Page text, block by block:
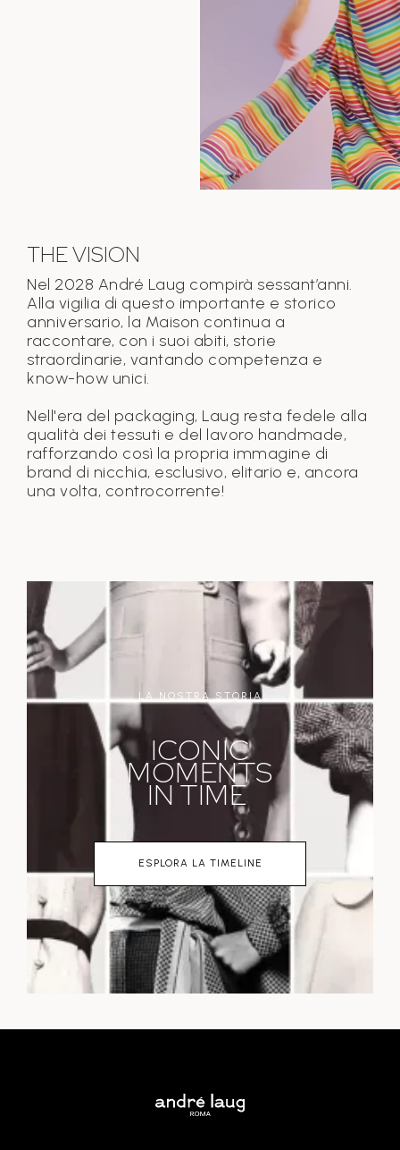
THE VISION
Nel 2028 André Laug compirà sessant’anni.
Alla vigilia di questo importante e storico
anniversario, la Maison continua a
raccontare, con i suoi abiti, storie
straordinarie, vantando competenza e
know-how unici.
Nell'era del packaging, Laug resta fedele alla
qualità dei tessuti e del lavoro handmade,
rafforzando così la propria immagine di
brand di nicchia, esclusivo, elitario e, ancora
una volta, controcorrente!
LA NOSTRA STORIA
ICONIC
MOMENTS
IN TIME
ESPLORA LA TIMELINE